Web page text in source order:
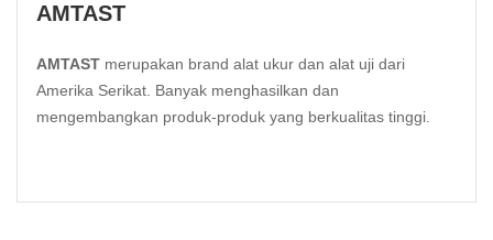
AMTAST
AMTAST merupakan brand alat ukur dan alat uji dari
Amerika Serikat. Banyak menghasilkan dan
mengembangkan produk-produk yang berkualitas tinggi.